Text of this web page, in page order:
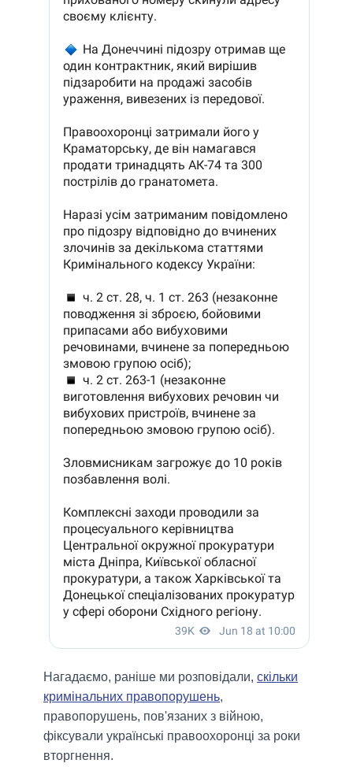
Нагадаємо, раніше ми розповідали, скільки
кримінальних правопорушень,
правопорушень, пов'язаних з війною,
фіксували українські правоохоронці за роки
вторгнення.